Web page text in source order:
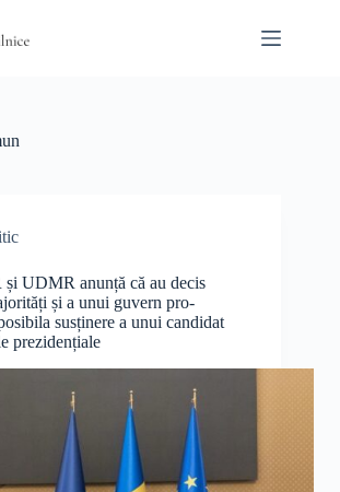
UDMR anunță că au decis
și a unui guvern pro-
susținere a unui candidat
prezidențiale